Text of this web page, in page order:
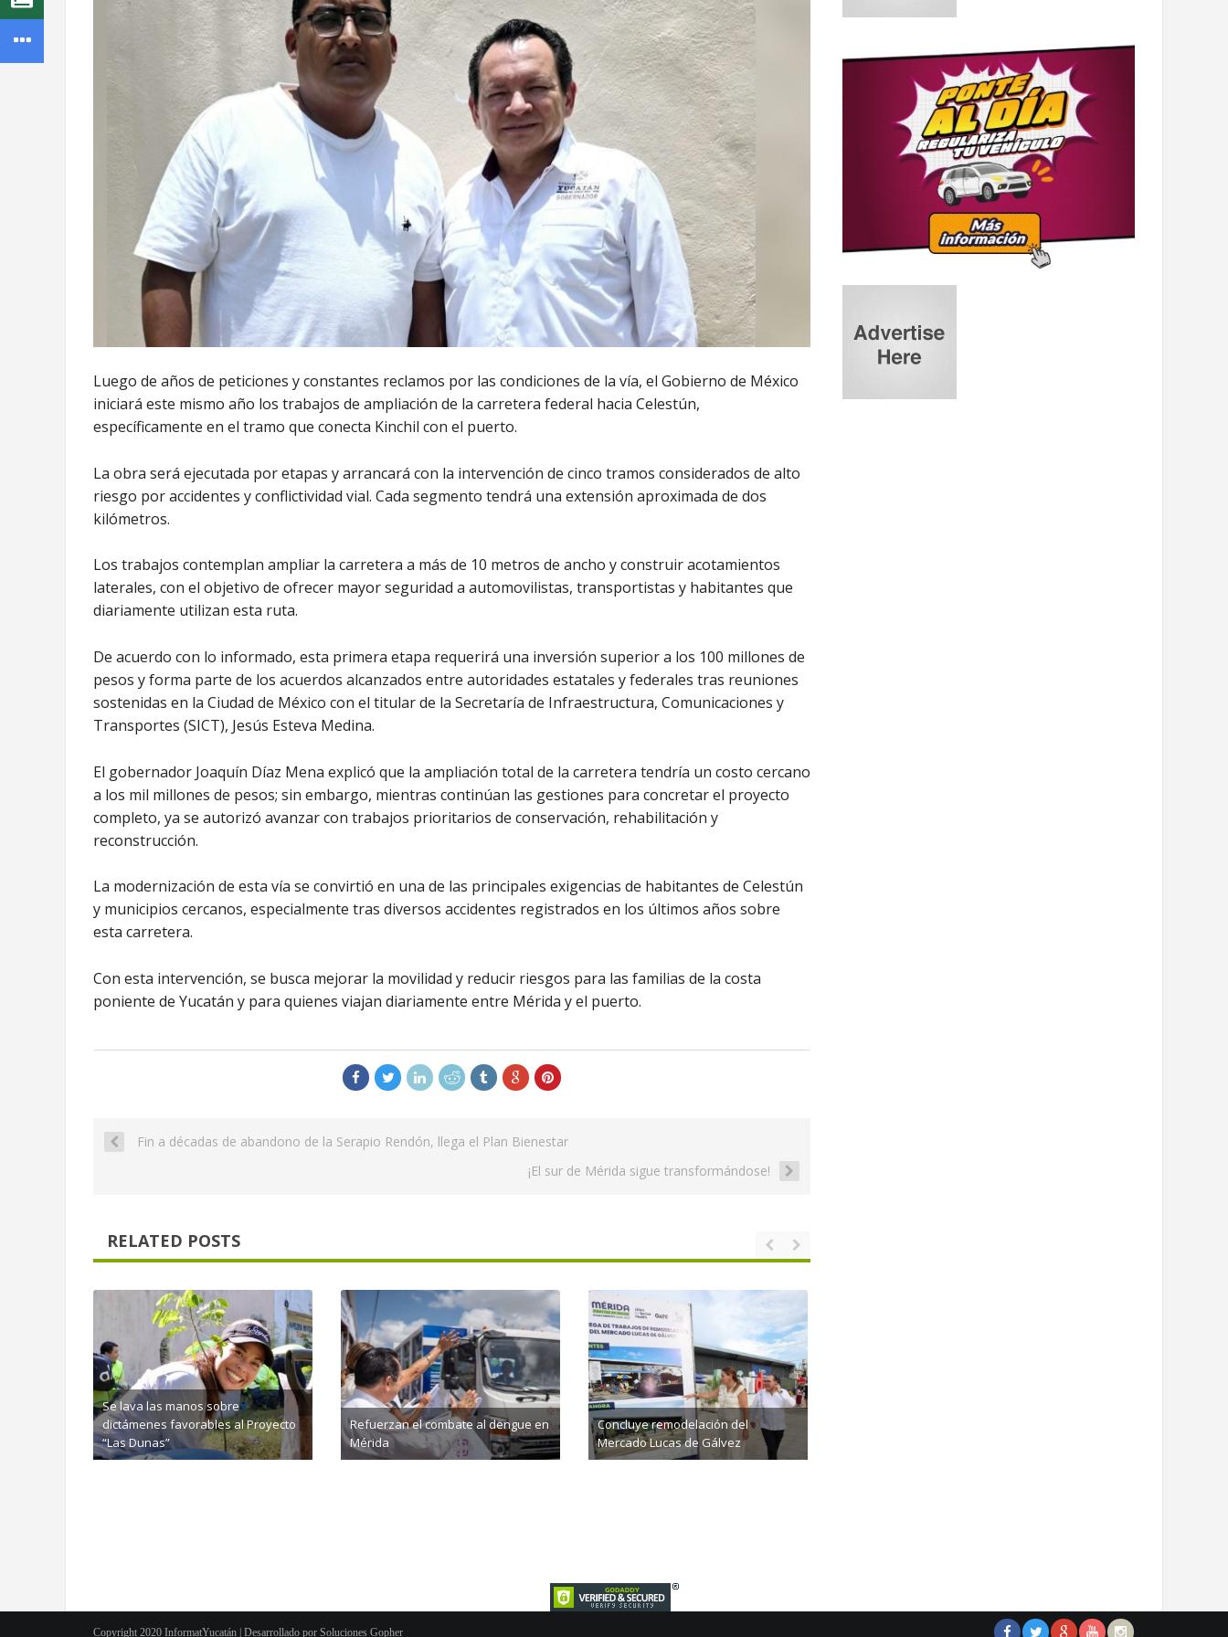
Luego de años de peticiones y constantes reclamos por las condiciones de la vía, el Gobierno de México
iniciará este mismo año los trabajos de ampliación de la carretera federal hacia Celestún,
específicamente en el tramo que conecta Kinchil con el puerto.
La obra será ejecutada por etapas y arrancará con la intervención de cinco tramos considerados de alto
riesgo por accidentes y conflictividad vial. Cada segmento tendrá una extensión aproximada de dos
kilómetros.
Los trabajos contemplan ampliar la carretera a más de 10 metros de ancho y construir acotamientos
laterales, con el objetivo de ofrecer mayor seguridad a automovilistas, transportistas y habitantes que
diariamente utilizan esta ruta.
De acuerdo con lo informado, esta primera etapa requerirá una inversión superior a los 100 millones de
pesos y forma parte de los acuerdos alcanzados entre autoridades estatales y federales tras reuniones
sostenidas en la Ciudad de México con el titular de la Secretaría de Infraestructura, Comunicaciones y
Transportes (SICT), Jesús Esteva Medina.
El gobernador Joaquín Díaz Mena explicó que la ampliación total de la carretera tendría un costo cercano
a los mil millones de pesos; sin embargo, mientras continúan las gestiones para concretar el proyecto
completo, ya se autorizó avanzar con trabajos prioritarios de conservación, rehabilitación y
reconstrucción.
La modernización de esta vía se convirtió en una de las principales exigencias de habitantes de Celestún
y municipios cercanos, especialmente tras diversos accidentes registrados en los últimos años sobre
esta carretera.
Con esta intervención, se busca mejorar la movilidad y reducir riesgos para las familias de la costa
poniente de Yucatán y para quienes viajan diariamente entre Mérida y el puerto.
Fin a décadas de abandono de la Serapio Rendón, llega el Plan Bienestar
¡El sur de Mérida sigue transformándose!
RELATED POSTS
Se lava las manos sobre
dictámenes favorables al Proyecto
“Las Dunas”
Refuerzan el combate al dengue en
Mérida
Concluye remodelación del
Mercado Lucas de Gálvez
Copyright 2020 InformatYucatán | Desarrollado por Soluciones Gopher